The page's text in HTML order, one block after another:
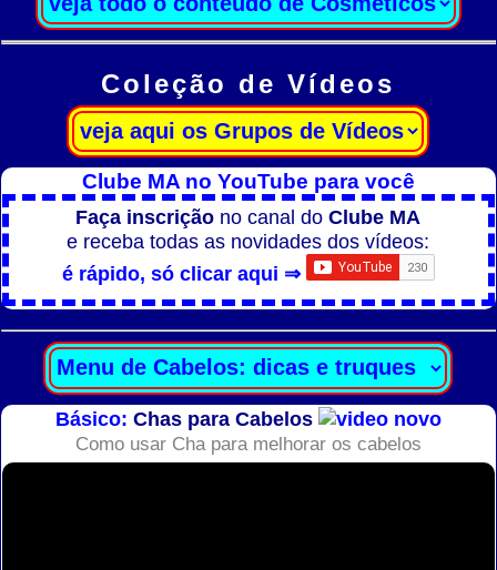
Coleção de Vídeos
Clube MA no YouTube para você
Faça inscrição no canal doClube MA
e receba todas as novidades dos vídeos:
é rápido, só clicar aqui ⇒
Básico: Chas para Cabelos
Como usar Cha para melhorar os cabelos